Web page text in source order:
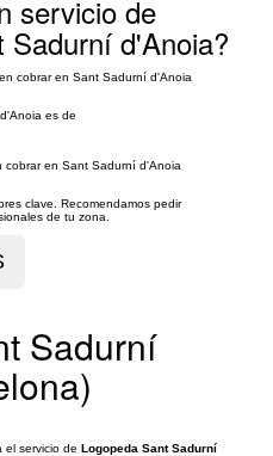
servicio de
Sadurní d'Anoia?
cobrar en Sant Sadurní d'Anoia
es de
cobrar en Sant Sadurní d'Anoia
clave. Recomendamos pedir
de tu zona.
Sadurní
el servicio de Logopeda Sant Sadurní